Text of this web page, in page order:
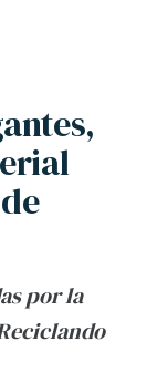
por la